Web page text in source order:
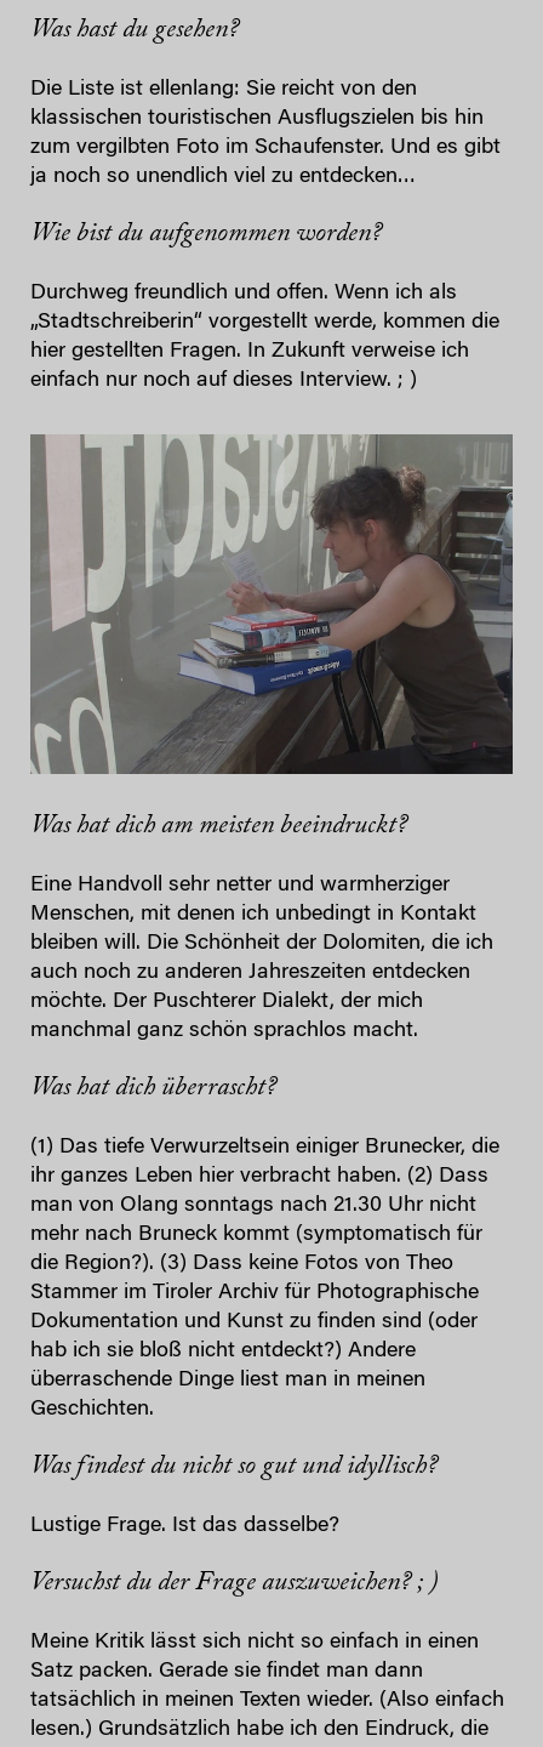
Was hast du gesehen?
Die Liste ist ellenlang: Sie reicht von den
klassischen touristischen Ausflugszielen bis hin
zum vergilbten Foto im Schaufenster. Und es gibt
ja noch so unendlich viel zu entdecken…
Wie bist du aufgenommen worden?
Durchweg freundlich und offen. Wenn ich als
„Stadtschreiberin“ vorgestellt werde, kommen die
hier gestellten Fragen. In Zukunft verweise ich
einfach nur noch auf dieses Interview. ; )
Was hat dich am meisten beeindruckt?
Eine Handvoll sehr netter und warmherziger
Menschen, mit denen ich unbedingt in Kontakt
bleiben will. Die Schönheit der Dolomiten, die ich
auch noch zu anderen Jahreszeiten entdecken
möchte. Der Puschterer Dialekt, der mich
manchmal ganz schön sprachlos macht.
Was hat dich überrascht?
(1) Das tiefe Verwurzeltsein einiger Brunecker, die
ihr ganzes Leben hier verbracht haben. (2) Dass
man von Olang sonntags nach 21.30 Uhr nicht
mehr nach Bruneck kommt (symptomatisch für
die Region?). (3) Dass keine Fotos von Theo
Stammer im Tiroler Archiv für Photographische
Dokumentation und Kunst zu finden sind (oder
hab ich sie bloß nicht entdeckt?) Andere
überraschende Dinge liest man in meinen
Geschichten.
Was findest du nicht so gut und idyllisch?
Lustige Frage. Ist das dasselbe?
Versuchst du der Frage auszuweichen? ; )
Meine Kritik lässt sich nicht so einfach in einen
Satz packen. Gerade sie findet man dann
tatsächlich in meinen Texten wieder. (Also einfach
lesen.) Grundsätzlich habe ich den Eindruck, die